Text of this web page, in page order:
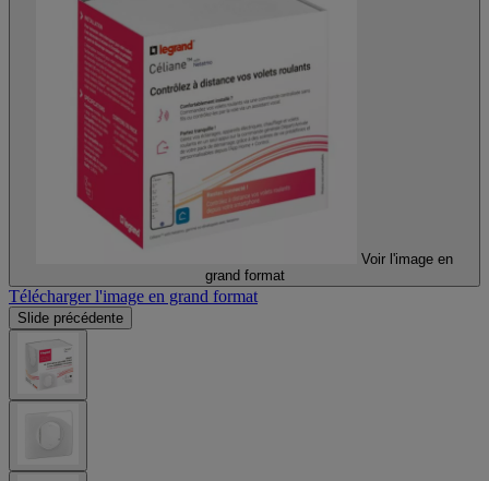
Voir l'image en
grand format
Télécharger l'image en grand format
Slide précédente